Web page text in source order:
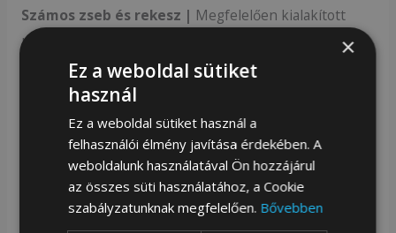
Számos zseb és rekesz | Megfelelően kialakított
belső tér, aminek köszönhetően a pénztárcájában
elfér mind a bankkártya, mind a készpénz;
Adatainak védelme |Speciális RFID technológiával
felszerelve, amely megvédi adatait és pénzét az
érintés nélküli lopástól;
Biztonságos belső tér |A zsebek speciális béléssel
×
Ez a weboldal sütiket
használ
Ez a weboldal sütiket használ a
felhasználói élmény javítása érdekében. A
weboldalunk használatával Ön hozzájárul
az összes süti használatához, a Cookie
szabályzatunknak megfelelően. Bővebben